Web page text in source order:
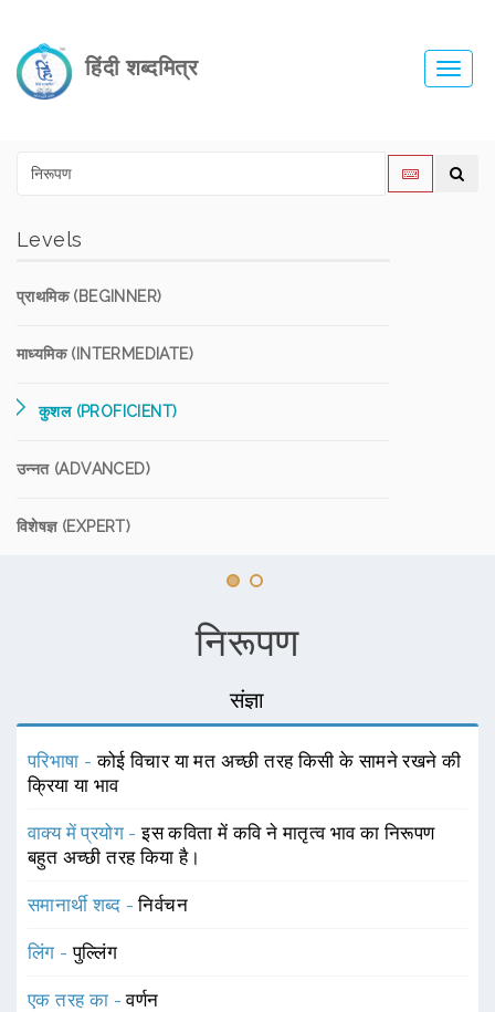
हिंदी शब्दमित्र
Levels
प्राथमिक (BEGINNER)
माध्यमिक (INTERMEDIATE)
कुशल (PROFICIENT)
उन्नत (ADVANCED)
विशेषज्ञ (EXPERT)
निरूपण
संज्ञा
परिभाषा -कोई विचार या मत अच्छी तरह किसी के सामने रखने की
क्रिया या भाव
वाक्य में प्रयोग -इस कविता में कवि ने मातृत्व भाव का निरूपण
बहुत अच्छी तरह किया है।
समानार्थी शब्द -निर्वचन
लिंग -पुल्लिंग
एक तरह का -वर्णन